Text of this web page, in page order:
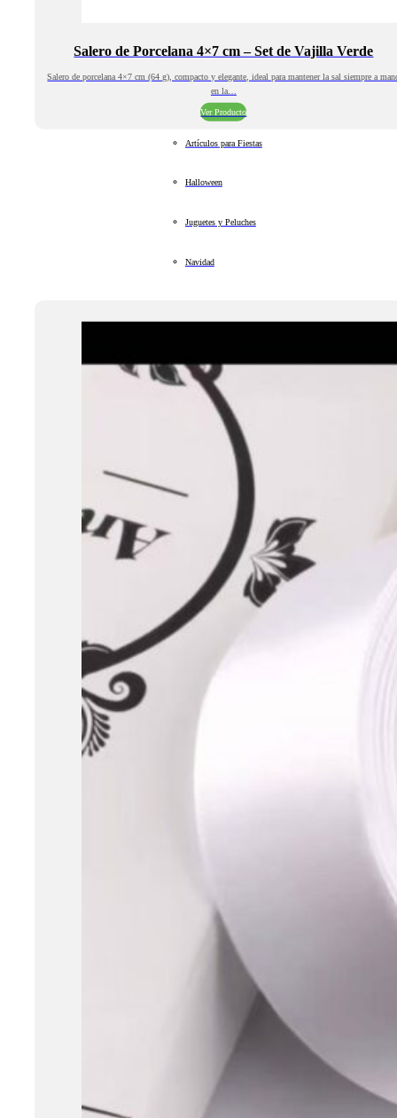
Salero de Porcelana 4×7 cm – Set de Vajilla Verde
Salero de porcelana 4×7 cm (64 g), compacto y elegante, ideal para mantener la sal siempre a
en la…
Ver Producto
Artículos para Fiestas
Halloween
Juguetes y Peluches
Navidad